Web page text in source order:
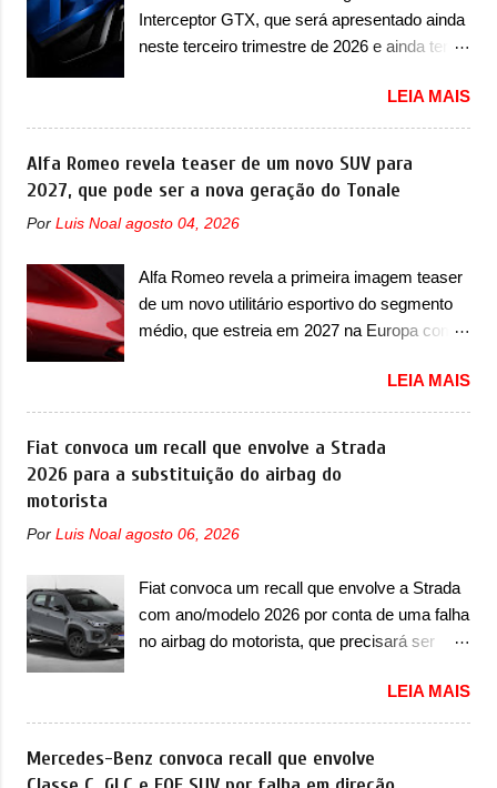
Ele será equipado com um motor V10
Supercharger capaz de desenvolver cerca de
como ‘20’. Junto das mudanças visuais, a
marca confirmou que ele pode ser um dos
novo motor elétrico. Chamado de ’16 em 1’,
também chamado de Thunder, ele apresenta
uma melhoria de eficiência térmica e integra
12 elementos de hardware. Entre eles, motor
elétrico, controlador de motor, redutor,
LBMS, VCU, TMS, controle ativo de pré-
carga e gateway de domínio de energia. Há
mais quatro recursos de software como
Interceptor GTX, que será apresentado ainda
neste terceiro trimestre de 2026 e ainda terá
Jensen International Automotive (abreviação
de JIA) apresentou uma nova imagem teaser
que mostra como será o Interceptor GTX, o
esportivo que recolocará a marca no
mercado. O granturismo (GT) apareceu em
uma nova imagem de traseira, onde ele
ainda confirmou que o esportivo será
apresentado no terceiro trimestre de 2026, ou
seja, acontecerá entre os meses de julho e
a estreia deve aparecer neste mês ou até o
dia 30 de setembro. A marca confirmou que
vai apresentar um "protótipo de pré-produção,
de altíssimo desempenho, exclusivo para
de rua do esportivo. Ao mesmo tempo, a
como um “protótipo aprimorado” que
estabelece as bases para "div...
LEIA MAIS
Alfa Romeo revela teaser de um novo SUV para
2027, que pode ser a nova geração do Tonale
Por Luis Noal agosto 04, 2026
Alfa Romeo revela a primeira imagem teaser
de um novo utilitário esportivo do segmento
médio, que estreia em 2027 na Europa com
revelou a primeira imagem teaser de um
novo utilitário esportivo da marca italiana,
previsto para ser lançado em meados de
2027. O novo modelo não tem nome ou se é
uma nova geração de um modelo existente, o
o novo modelo em questão é um SUV do
confirmado durante a Mesa Redonda
Nacional da Indústria Automotiva, organizada
pelo Ministério dos Negócios e do Made in
Cappellano, Diretor de Operações da
Stellantis Enlarged Europe, que foi o
responsável por antecipar o lançamento. O
novo modelo teve uma imagem que mostra a
LEIA MAIS
Fiat convoca um recall que envolve a Strada
2026 para a substituição do airbag do
motorista
Por Luis Noal agosto 06, 2026
Fiat convoca um recall que envolve a Strada
com ano/modelo 2026 por conta de uma falha
no airbag do motorista, que precisará ser
24 de outubro de 2025 que envolve os
proprietários da Strada no Brasil. O chamado
envolve unidades com ano/modelo 2026 da
picape compacta e envolve todas as versões
LEIA MAIS
Mercedes-Benz convoca recall que envolve